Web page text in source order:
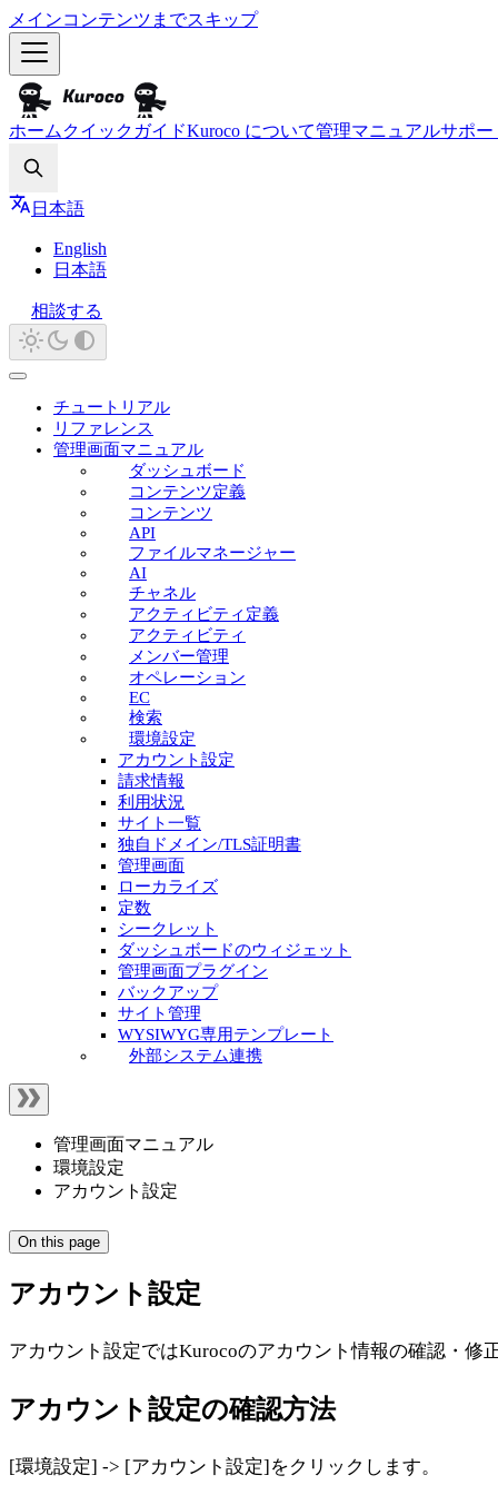
メインコンテンツまでスキップ
ホーム クイックガイドKuroco について管理マニュアルサポー
日本語
English
日本語
相談する
チュートリアル
リファレンス
管理画面マニュアル
ダッシュボード
コンテンツ定義
コンテンツ
API
ファイルマネージャー
AI
チャネル
アクティビティ定義
アクティビティ
メンバー管理
オペレーション
EC
検索
環境設定
アカウント設定
請求情報
利用状況
サイト一覧
独自ドメイン/TLS証明書
管理画面
ローカライズ
定数
シークレット
ダッシュボードのウィジェット
管理画面プラグイン
バックアップ
サイト管理
WYSIWYG専用テンプレート
外部システム連携
管理画面マニュアル
環境設定
アカウント設定
On this page
アカウント設定
アカウント設定ではKurocoのアカウント情報の確認・修
アカウント設定の確認方法
[環境設定] -> [アカウント設定]をクリックします。